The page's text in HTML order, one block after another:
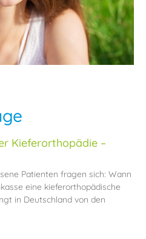
Kieferorthopädie –
Patienten fragen sich: Wann
eine kieferorthopädische
in Deutschland von den